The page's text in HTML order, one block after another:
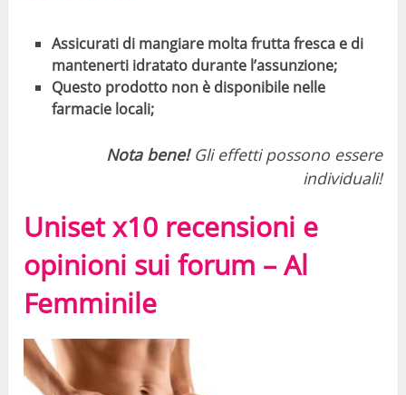
Assicurati di mangiare molta frutta fresca e di
mantenerti idratato durante l’assunzione;
Questo prodotto non è disponibile nelle
farmacie locali;
Nota bene! Gli effetti possono essere
individuali!
Uniset x10 recensioni e
opinioni sui forum – Al
Femminile